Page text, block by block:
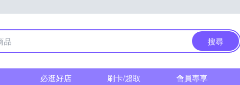
搜尋
必逛好店 刷卡/超取 會員專享